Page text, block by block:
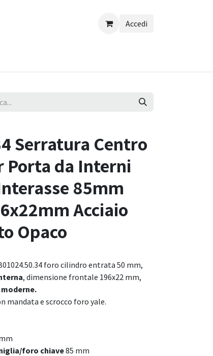
Accedi
Serratura Centro
Porta da Interni
85mm
Acciaio
Opaco
foro cilindro entrata 50 mm,
, dimensione frontale 196x22 mm,
mandata e scrocco foro yale.
foro chiave85 mm